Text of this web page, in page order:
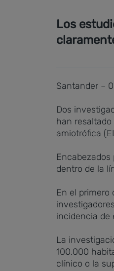
Los
Santander –
Dos
han
amiotrófica
dentro de la
En el primero
incidencia de
La
100.000
clínico o la